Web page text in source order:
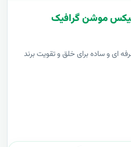
ای و ساده برای خلق و تقویت برند